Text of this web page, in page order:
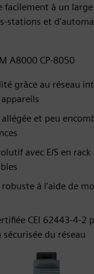
facilement à un
stations et
A8000 CP‑8050
grâce au réseau
allégée et peu
avec E/S en
à l'aide de
CEI 62443‑4‑2
du réseau